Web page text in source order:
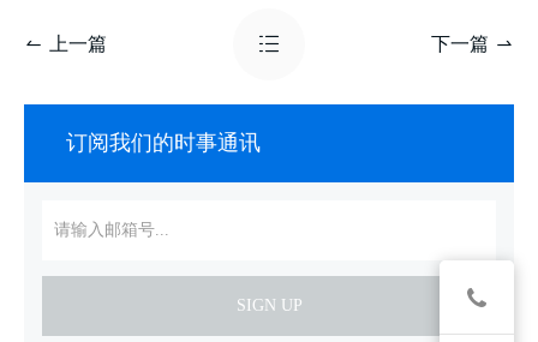
上一篇 下一篇
订阅我们的时事通讯
SIGN UP